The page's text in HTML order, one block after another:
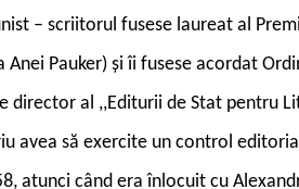
– scriitorul fusese laureat al
Anei Pauker) și îi fusese acordat
director al ,,Editurii de Stat pentru
avea să exercite un control
atunci când era înlocuit cu